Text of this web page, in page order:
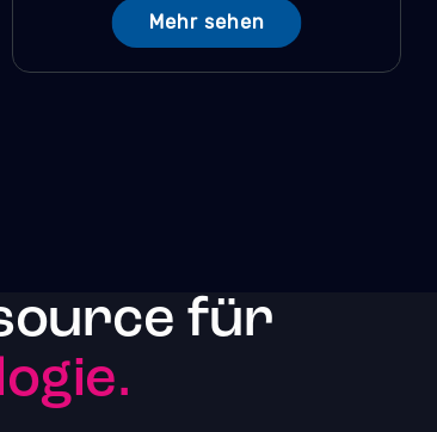
Mehr sehen
für